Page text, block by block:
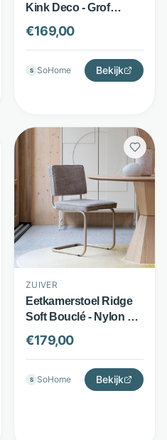
Kink Deco - Grof
Geweven Stof en
Chroom - Stapelbaar
Frame - Groen - Zuiver
€169,00
S SoHome Bekijk
ZUIVER
Eetkamerstoel Ridge
Soft Bouclé - Nylon en
polyester -
Verchroomd
sledeframe - Beige -
Zuiver
€179,00
S SoHome Bekijk